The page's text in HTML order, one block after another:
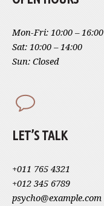
Mon-Fri: 10:00 – 16:00
Sat: 10:00 – 14:00
Sun: Closed
LET’S TALK
+011 765 4321
+012 345 6789
psycho@example.com